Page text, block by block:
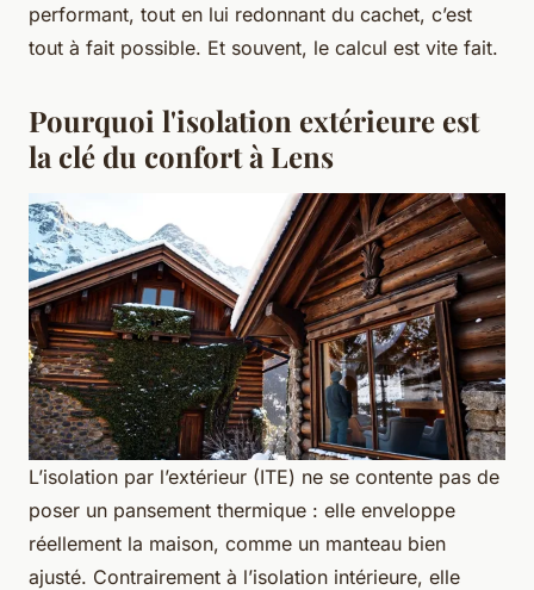
performant, tout en lui redonnant du cachet, c’est
tout à fait possible. Et souvent, le calcul est vite fait.
Pourquoi l'isolation extérieure est
la clé du confort à Lens
L’isolation par l’extérieur (ITE) ne se contente pas de
poser un pansement thermique : elle enveloppe
réellement la maison, comme un manteau bien
ajusté. Contrairement à l’isolation intérieure, elle